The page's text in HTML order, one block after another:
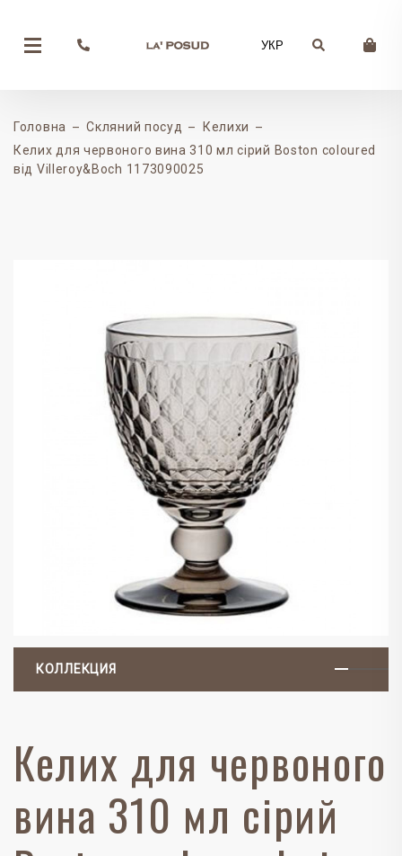
УКР
Головна Скляний посуд
Келихи
Келих для червоного вина 310 мл сірий Boston coloured
від Villeroy&Boch 1173090025
КОЛЛЕКЦИЯ
Келих для червоного
вина 310 мл сірий